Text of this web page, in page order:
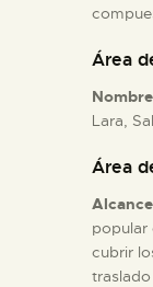
Área
Lara,
Área
popular
cubrir